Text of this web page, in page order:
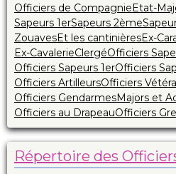
Officiers de CompagnieEtat-
Sapeurs 1erSapeurs 2ème
ZouavesEt les cantinièresEx-
Ex-CavalerieClergéOfficiers
Officiers Sapeurs 1erOfficiers
Officiers ArtilleursOfficiers
Officiers GendarmesMajors et
Officiers au DrapeauOfficiers
Répertoire des